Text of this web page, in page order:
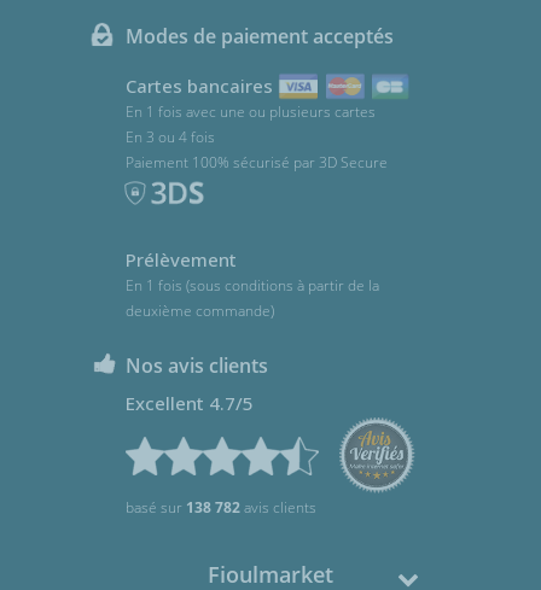
Modes de paiement acceptés
Cartes bancaires
En 1 fois avec une ou plusieurs cartes
En 3 ou 4 fois
Paiement 100% sécurisé par 3D Secure
Prélèvement
En 1 fois (sous conditions à partir de la
deuxième commande)
Nos avis clients
Excellent 4.7/5
basé sur 138 782avis clients
Fioulmarket